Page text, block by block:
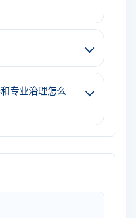
专业治理怎么